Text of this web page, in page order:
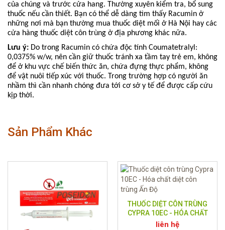
của chúng và trước cửa hang. Thường xuyên kiểm tra, bổ sung
thuốc nếu cần thiết. Bạn có thể dễ dàng tìm thấy Racumin ở
những nơi mà bạn thường mua thuốc diệt mối ở Hà Nội hay các
cửa hàng thuốc diệt côn trùng ở địa phương khác nữa.
Lưu ý: Do trong Racumin có chứa độc tính Coumatetralyl:
0,0375% w/w, nên cần giữ thuốc tránh xa tầm tay trẻ em, không
để ở khu vực chế biến thức ăn, chứa đựng thực phẩm, không
để vật nuôi tiếp xúc với thuốc. Trong trường hợp có người ăn
nhầm thì cần nhanh chóng đưa tới cơ sở y tế để được cấp cứu
kịp thời.
Sản Phẩm Khác
THUỐC DIỆT CÔN TRÙNG
CYPRA 10EC - HÓA CHẤT
DIỆT CÔN TRÙNG ẤN ĐỘ
liên hệ